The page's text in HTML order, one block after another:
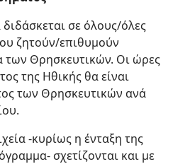
σε όλους/όλες
ζητούν/επιθυμούν
Θρησκευτικών. Οι ώρες
της Ηθικής θα είναι
των Θρησκευτικών ανά
-κυρίως η ένταξη της
σχετίζονται και με